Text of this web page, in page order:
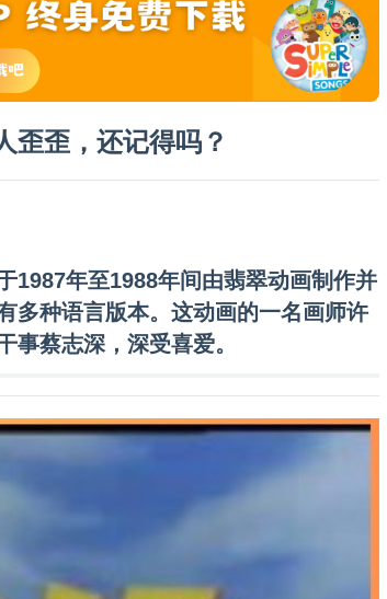
歪歪，还记得吗？
1987年至1988年间由翡翠动画制作并
多种语言版本。这动画的一名画师许
事蔡志深，深受喜爱。